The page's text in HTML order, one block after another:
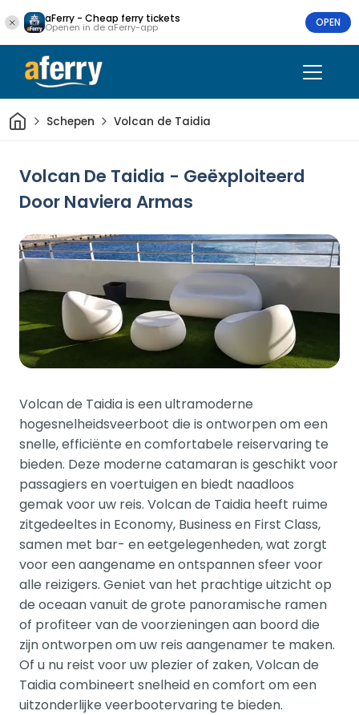
aFerry - Cheap ferry tickets
Openen in de aFerry-app OPEN
ThuisSchepen Volcan de Taidia
Volcan De Taidia - Geëxploiteerd
Door Naviera Armas
Volcan de Taidia is een ultramoderne
hogesnelheidsveerboot die is ontworpen om een
snelle, efficiënte en comfortabele reiservaring te
bieden. Deze moderne catamaran is geschikt voor
passagiers en voertuigen en biedt naadloos
gemak voor uw reis. Volcan de Taidia heeft ruime
zitgedeeltes in Economy, Business en First Class,
samen met bar- en eetgelegenheden, wat zorgt
voor een aangename en ontspannen sfeer voor
alle reizigers. Geniet van het prachtige uitzicht op
de oceaan vanuit de grote panoramische ramen
of profiteer van de voorzieningen aan boord die
zijn ontworpen om uw reis aangenamer te maken.
Of u nu reist voor uw plezier of zaken, Volcan de
Taidia combineert snelheid en comfort om een
uitzonderlijke veerbootervaring te bieden.